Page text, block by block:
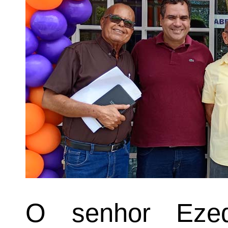
O senhor